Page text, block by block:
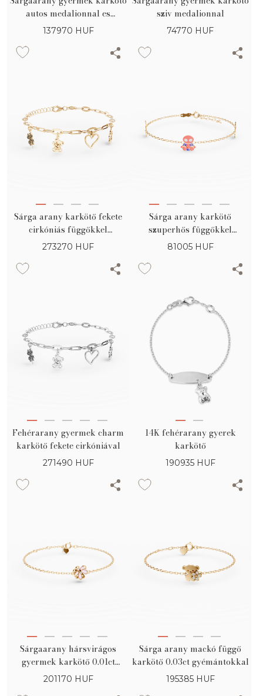
autos medalionnal es
gravirozhato lappal
137970 HUF
sziv medalionnal
74770 HUF
Sárga arany karkötő fekete
cirkóniás függőkkel
gyerekeknek
273270 HUF
Sárga arany karkötő
szuperhős függőkkel
gyerekeknek
81005 HUF
Fehérarany gyermek charm
karkötő fekete cirkóniával
271490 HUF
14K fehérarany gyerek
karkötő
190935 HUF
Sárgaarany hársvirágos
gyermek karkötő 0.01ct
gyémántokkal
201170 HUF
Sárga arany mackó függő
karkötő 0.03ct gyémántokkal
195385 HUF